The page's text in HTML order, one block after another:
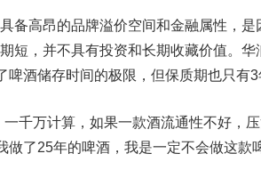
高昂的品牌溢价空间和金融属性，是
短，并不具有投资和长期收藏价值。华
啤酒储存时间的极限，但保质期也只有3
万计算，如果一款酒流通性不好，压
做了25年的啤酒，我是一定不会做这款